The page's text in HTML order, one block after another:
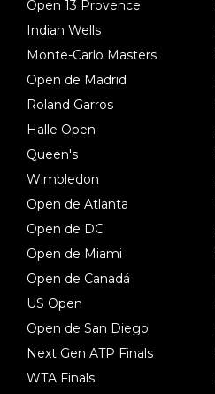
Open 13 Provence
Indian Wells
Monte-Carlo Masters
Open de Madrid
Roland Garros
Halle Open
Queen's
Wimbledon
Open de Atlanta
Open de DC
Open de Miami
Open de Canadá
US Open
Open de San Diego
Next Gen ATP Finals
WTA Finals